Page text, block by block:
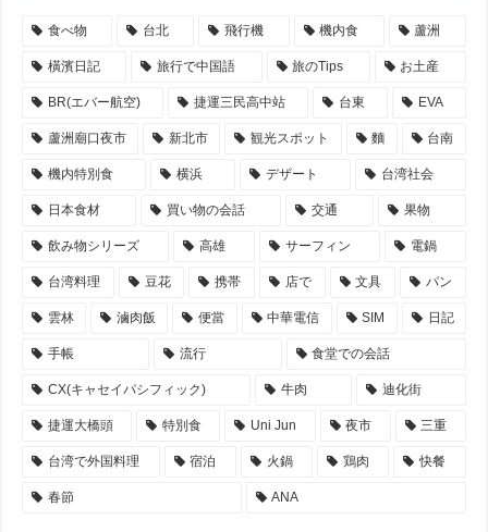
食べ物 台北 飛行機 機内食 蘆洲
橫濱日記 旅行で中国語 旅のTips お土産
BR(エバー航空) 捷運三民高中站 台東 EVA
蘆洲廟口夜市 新北市 観光スポット 麵 台南
機内特別食 横浜 デザート 台湾社会
日本食材 買い物の会話 交通 果物
飲み物シリーズ 高雄 サーフィン 電鍋
台湾料理 豆花 携帯 店で 文具 パン
雲林 滷肉飯 便當 中華電信 SIM 日記
手帳 流行 食堂での会話
CX(キャセイパシフィック) 牛肉 迪化街
捷運大橋頭 特別食 Uni Jun 夜市 三重
台湾で外国料理 宿泊 火鍋 鶏肉 快餐
春節 ANA